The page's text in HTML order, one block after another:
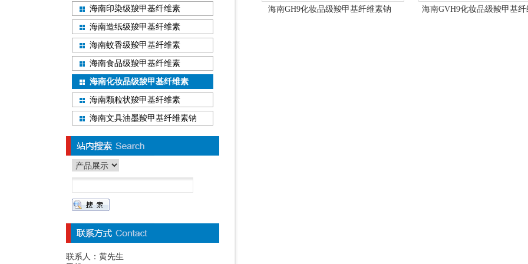
海南印染级羧甲基纤维素
海南造纸级羧甲基纤维素
海南蚊香级羧甲基纤维素
海南食品级羧甲基纤维素
海南化妆品级羧甲基纤维素
海南颗粒状羧甲基纤维素
海南文具油墨羧甲基纤维素钠
联系人：黄先生
海南GH9化妆品级羧甲基纤维素钠 海南GVH9化妆品级羧甲基纤